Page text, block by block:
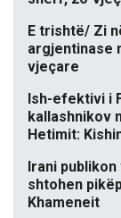
E trishtë/ Zi
argjentinase
vjeçare
Ish-efektivi i
kallashnikov
Hetimit:
Irani
shtohen
Khameneit